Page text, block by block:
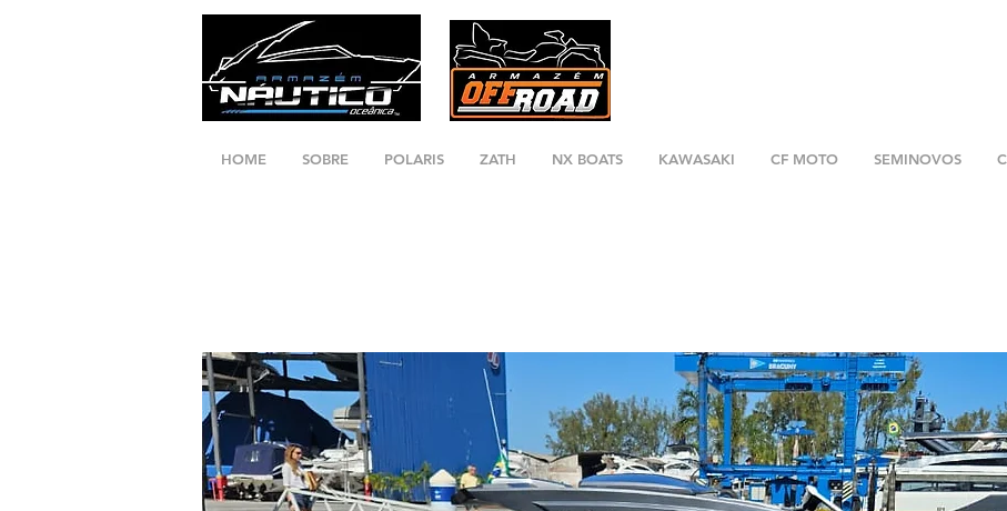
HOME SOBRE POLARIS ZATH NX BOATS KAWASAKI CF MOTO SEMINOVOS